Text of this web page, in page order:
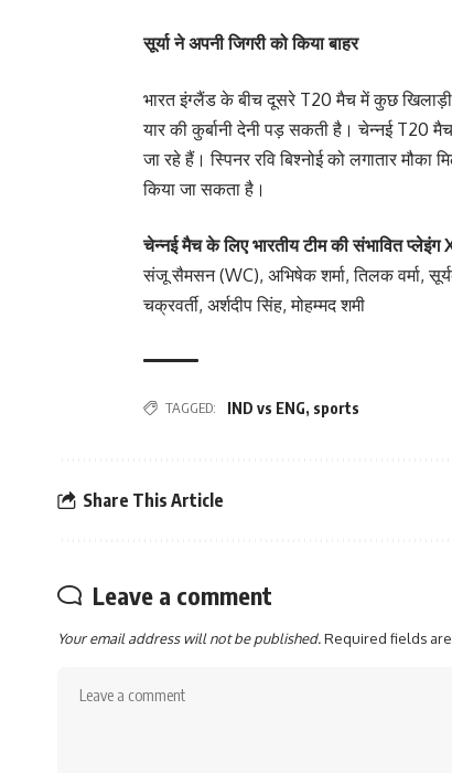
सूर्या ने अपनी जिगरी को किया बाहर
भारत इंग्लैंड के बीच दूसरे T20 मैच में कुछ खिलाड़ी
यार की कुर्बानी देनी पड़ सकती है। चेन्नई T20
जा रहे हैं। स्पिनर रवि बिश्नोई को लगातार
किया जा सकता है।
चेन्नई मैच के लिए भारतीय टीम की संभावित प्लेइंग
संजू सैमसन (WC), अभिषेक शर्मा, तिलक वर्मा,
चक्रवर्ती, अर्शदीप सिंह, मोहम्मद शमी
TAGGED: IND vs ENG, sports
Share This Article
Leave a comment
Your email address will not be published.Required fields